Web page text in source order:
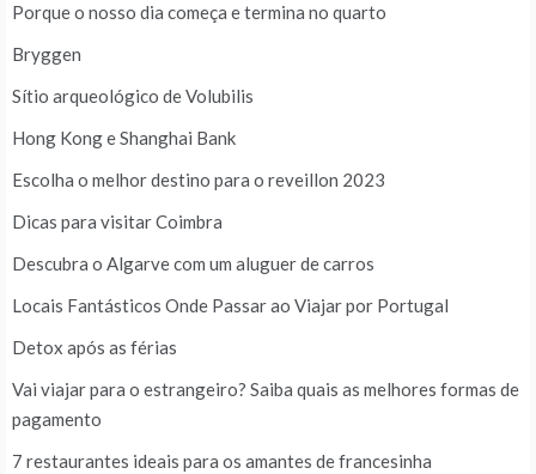
Porque o nosso dia começa e termina no quarto
Bryggen
Sítio arqueológico de Volubilis
Hong Kong e Shanghai Bank
Escolha o melhor destino para o reveillon 2023
Dicas para visitar Coimbra
Descubra o Algarve com um aluguer de carros
Locais Fantásticos Onde Passar ao Viajar por Portugal
Detox após as férias
Vai viajar para o estrangeiro? Saiba quais as melhores formas de
pagamento
7 restaurantes ideais para os amantes de francesinha